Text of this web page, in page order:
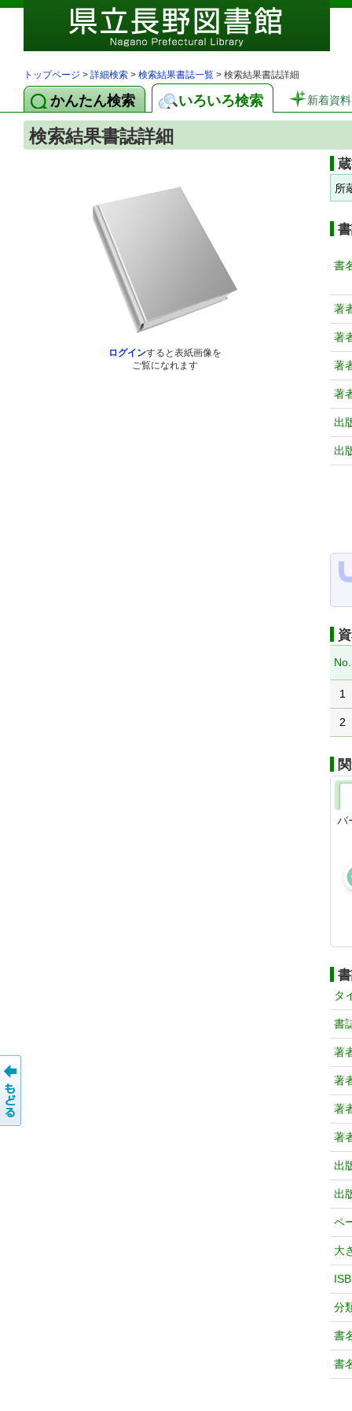
トップページ > 詳細検索 > 検索結果書誌一覧 > 検索結果書誌詳細
かんたん検索 いろいろ検索 新着資料
検索結果書誌詳細
ログインすると表紙画像を
ご覧になれます
所
書
著
著
著
著
出
出
No.
1
2
バ
タ
書
著
著
著
著
出
出
ペ
大
分
書
書